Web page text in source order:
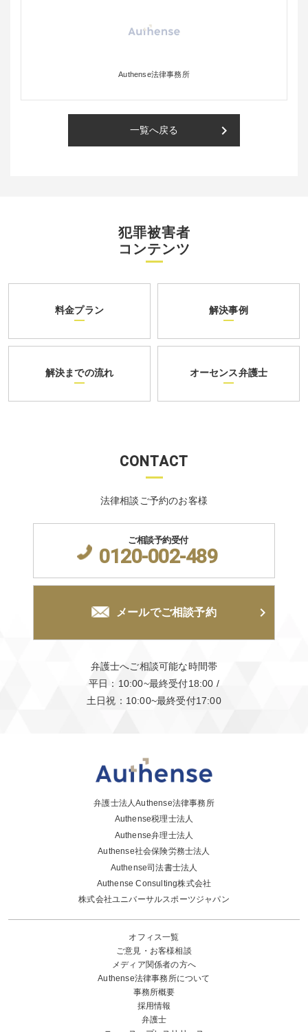
Authense法律事務所
一覧へ戻る keyboard_arrow_right
犯罪被害者
コンテンツ
料金プラン 解決事例
解決までの流れ オーセンス弁護士
CONTACT
法律相談ご予約のお客様
ご相談予約受付
0120-002-489
メールでご相談予約
弁護士へご相談可能な時間帯
平日：10:00~最終受付18:00 /
土日祝：10:00~最終受付17:00
弁護士法人Authense法律事務所
Authense税理士法人
Authense弁理士法人
Authense社会保険労務士法人
Authense司法書士法人
Authense Consulting株式会社
株式会社ユニバーサルスポーツジャパン
オフィス一覧
ご意見・お客様相談
メディア関係者の方へ
Authense法律事務所について
事務所概要
採用情報
弁護士